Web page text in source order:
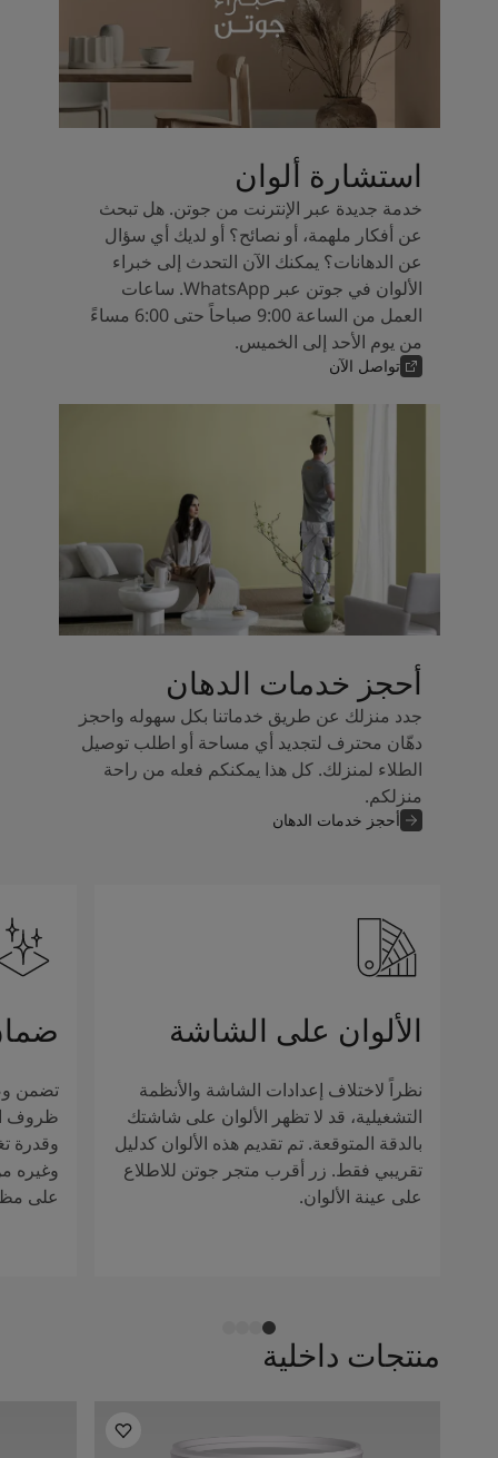
استشارة ألوان
خدمة جديدة عبر الإنترنت من جوتن. هل تبحث
عن أفكار ملهمة، أو نصائح؟ أو لديك أي سؤال
عن الدهانات؟ يمكنك الآن التحدث إلى خبراء
الألوان في جوتن عبر WhatsApp. ساعات
العمل من الساعة 9:00 صباحاً حتى 6:00 مساءً
من يوم الأحد إلى الخميس.
تواصل الآن
أحجز خدمات الدهان
جدد منزلك عن طريق خدماتنا بكل سهوله واحجز
دهّان محترف لتجديد أي مساحة أو اطلب توصيل
الطلاء لمنزلك. كل هذا يمكنكم فعله من راحة
منزلكم.
أحجز خدمات الدهان
الألوان على الشاشة
نظراً لاختلاف إعدادات الشاشة والأنظمة
التشغيلية، قد لا تظهر الألوان على شاشتك
بالدقة المتوقعة. تم تقديم هذه الألوان كدليل
تقريبي فقط. زر أقرب متجر جوتن للاطلاع
على عينة الألوان.
تضمن
ظروف
وقدرة
وغيره
على
منتجات داخلية